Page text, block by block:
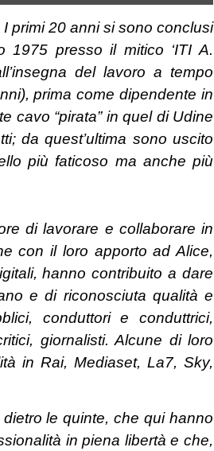
primi 20 anni si sono conclusi
1975 presso il mitico ‘ITI A.
del lavoro a tempo
prima come dipendente in
cavo “pirata” in quel di Udine
da quest’ultima sono uscito
più faticoso ma anche più
di lavorare e collaborare in
con il loro apporto ad Alice,
hanno contribuito a dare
e di riconosciuta qualità e
conduttori e conduttrici,
giornalisti. Alcune di loro
in Rai, Mediaset, La7, Sky,
le quinte, che qui hanno
in piena libertà e che,